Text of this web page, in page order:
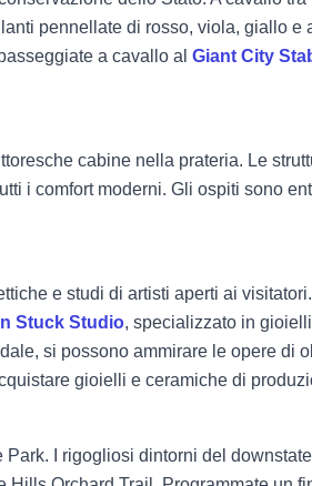
pennellate di rosso, viola, giallo e
a cavallo al Giant City
cabine nella prateria. Le
i comfort moderni. Gli ospiti sono
e studi di artisti aperti ai
Stuck Studio, specializzato in
si possono ammirare le opere di
gioielli e ceramiche di
I rigogliosi dintorni del